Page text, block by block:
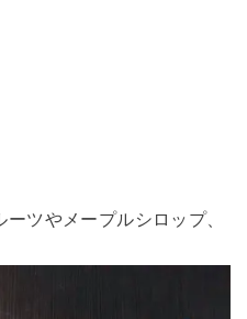
ツやメープルシロップ、